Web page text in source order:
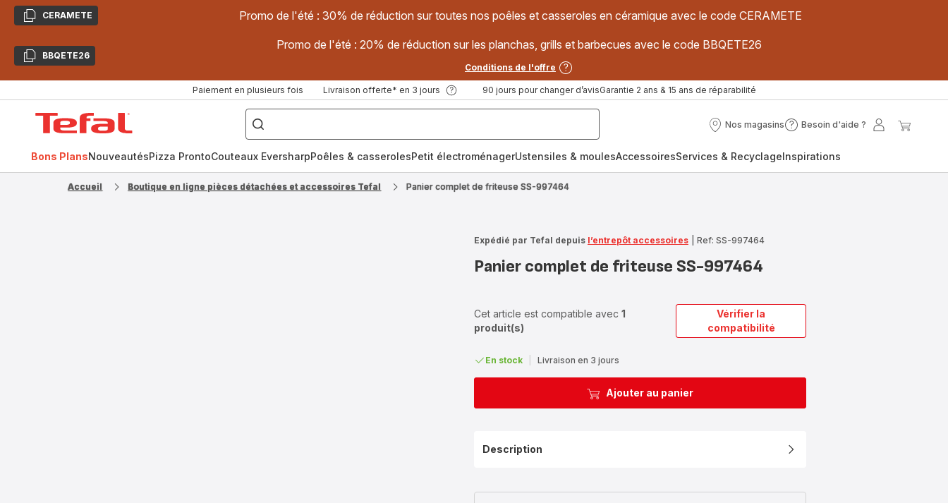
CopierCERAMETE Promo de l'été : 30% de réduction sur toutes nos poêles et casseroles en céramique avec le code CERAMETE
CopierBBQETE26
Promo de l'été : 20% de réduction sur les planchas, grills et barbecues avec le code BBQETE26
Conditions de l'offre
Paiement en plusieurs fois Livraison offerte* en 3 jours 90 jours pour changer d’avisGarantie 2 ans & 15 ans de réparabilité
["Poêles
inox,
Cake
Factory,
Nos magasins
Nos
Besoin d'aide ?
Besoin
?
Mon
Bons PlansNouveautésPizza ProntoCouteaux EversharpPoêles & casserolesPetit électroménagerUstensiles & moulesAccessoiresServices & RecyclageInspirations
Accueil Boutique en ligne pièces détachées et accessoires Tefal Panier complet de friteuse SS-997464
Expédié par Tefal depuis l’entrepôt accessoires Ref: SS-997464
Panier complet de friteuse SS-997464
Cet article est compatible avec 1
produit(s)
Vérifier la
compatibilité
En stock Livraison en 3 jours
Ajouter au panier
Description